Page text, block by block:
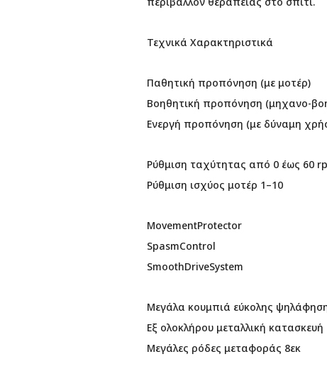
Τεχνικά Χαρακτηριστικά
Παθητική προπόνηση (με μοτέρ)
Βοηθητική προπόνηση (μηχανο-
Ενεργή προπόνηση (με δύναμη
Ρύθμιση ταχύτητας από 0 έως 60
Ρύθμιση ισχύος μοτέρ 1–10
MovementProtector
SpasmControl
SmoothDriveSystem
Μεγάλα κουμπιά εύκολης
Εξ ολοκλήρου μεταλλική κατασκευή
Μεγάλες ρόδες μεταφοράς 8εκ